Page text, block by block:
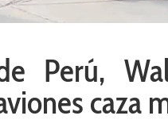
Perú,
caza